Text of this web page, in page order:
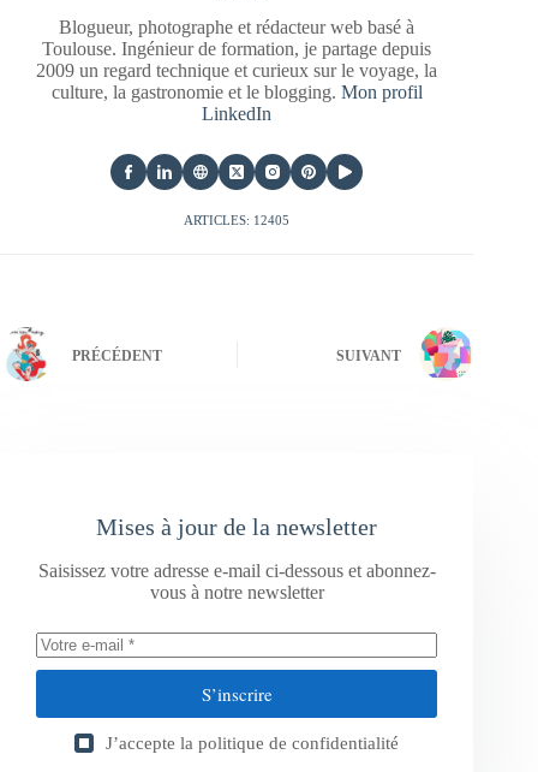
Blogueur, photographe et rédacteur web basé à
Toulouse. Ingénieur de formation, je partage depuis
2009 un regard technique et curieux sur le voyage, la
culture, la gastronomie et le blogging. Mon profil
LinkedIn
ARTICLES: 12405
PRÉCÉDENT SUIVANT
Mises à jour de la newsletter
Saisissez votre adresse e-mail ci-dessous et abonnez-
vous à notre newsletter
S’inscrire
J’accepte la politique de confidentialité